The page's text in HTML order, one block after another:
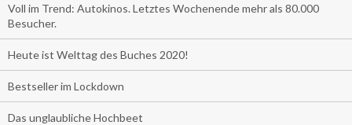
Voll im Trend: Autokinos. Letztes Wochenende mehr als 80.000
Besucher.
Heute ist Welttag des Buches 2020!
Bestseller im Lockdown
Das unglaubliche Hochbeet